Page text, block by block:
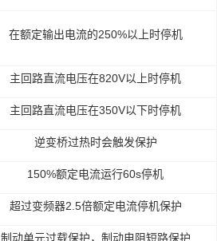
在额定输出电流的250%以上时停机
主回路直流电压在820V以上时停机
主回路直流电压在350V以下时停机
逆变桥过热时会触发保护
150%额定电流运行60s停机
超过变频器2.5倍额定电流停机保护
制动单元过载保护，制动电阻短路保护